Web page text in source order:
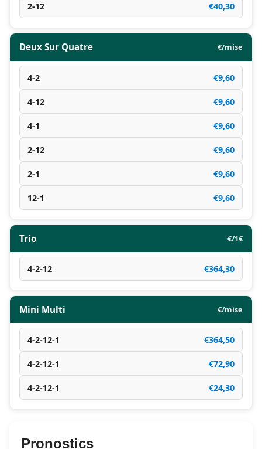
2-12 €40,30
Deux Sur Quatre €/mise
4-2 €9,60
4-12 €9,60
4-1 €9,60
2-12 €9,60
2-1 €9,60
12-1 €9,60
Trio €/1€
4-2-12 €364,30
Mini Multi €/mise
4-2-12-1 €364,50
4-2-12-1 €72,90
4-2-12-1 €24,30
Pronostics